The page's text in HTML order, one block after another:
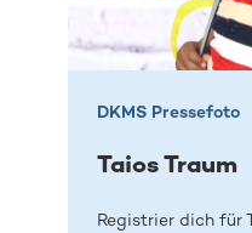
DKMS Pressefoto
Taios Traum
Registrier dich für